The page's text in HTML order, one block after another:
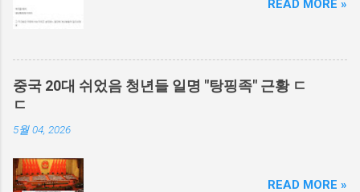
READ MORE »
중국 20대 쉬었음 청년들 일명 "탕핑족" 근황 ㄷ
ㄷ
5월 04, 2026
READ MORE »